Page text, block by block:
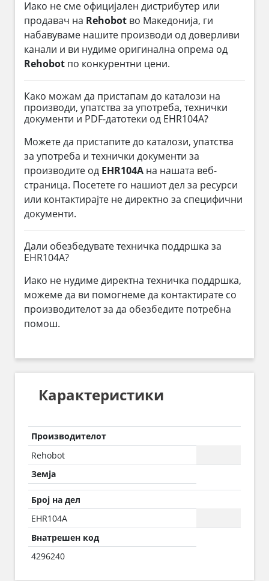
Иако не сме официјален дистрибутер или
продавач на Rehobot во Македонија, ги
набавуваме нашите производи од доверливи
канали и ви нудиме оригинална опрема од
Rehobot по конкурентни цени.
Како можам да пристапам до каталози на
производи, упатства за употреба, технички
документи и PDF-датотеки од EHR104A?
Можете да пристапите до каталози, упатства
за употреба и технички документи за
производите од EHR104A на нашата веб-
страница. Посетете го нашиот дел за ресурси
или контактирајте не директно за специфични
документи.
Дали обезбедувате техничка поддршка за
EHR104A?
Иако не нудиме директна техничка поддршка,
можеме да ви помогнеме да контактирате со
производителот за да обезбедите потребна
помош.
Карактеристики
Производителот
Rehobot
Земја
Број на дел
EHR104A
Внатрешен код
4296240